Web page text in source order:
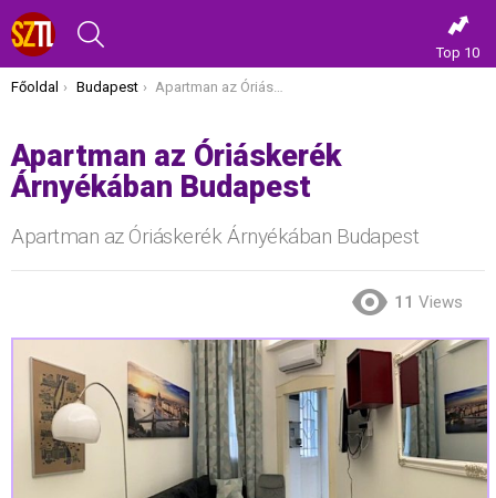
Top 10
Itt vagy most:
Főoldal Budapest Apartman az Óriáskerék Árnyékában Budapest
Apartman az Óriáskerék
Árnyékában Budapest
Apartman az Óriáskerék Árnyékában Budapest
11 Views